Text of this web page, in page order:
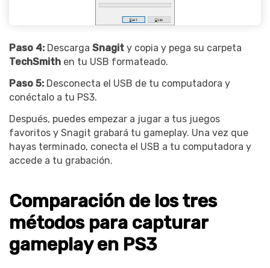
Paso 4: Descarga Snagit y copia y pega su carpeta
TechSmith en tu USB formateado.
Paso 5: Desconecta el USB de tu computadora y
conéctalo a tu PS3.
Después, puedes empezar a jugar a tus juegos
favoritos y Snagit grabará tu gameplay. Una vez que
hayas terminado, conecta el USB a tu computadora y
accede a tu grabación.
Comparación de los tres
métodos para capturar
gameplay en PS3